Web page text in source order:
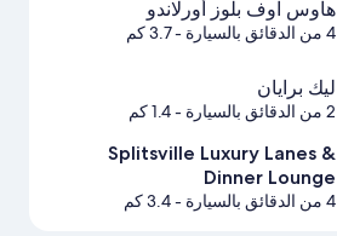
هاوس اوف بلوز أورلاندو
4 من الدقائق بالسيارة - 3.7 كم
ليك برايان
2 من الدقائق بالسيارة - 1.4 كم
Splitsville Luxury Lanes &
Dinner Lounge
4 من الدقائق بالسيارة - 3.4 كم